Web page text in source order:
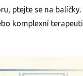
ptejte se na
komplexní